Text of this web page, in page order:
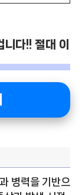
다!! 절대 이
병력을 기반으